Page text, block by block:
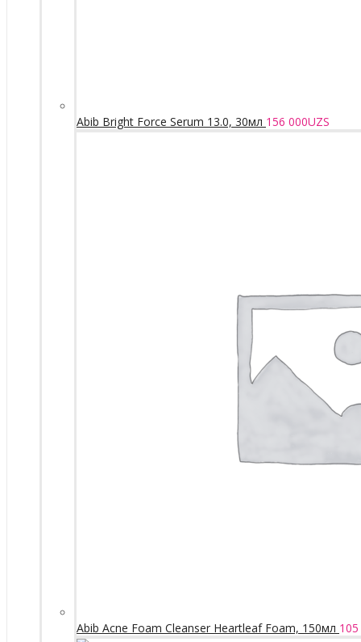
Abib Bright Force Serum 13.0, 30мл 156 000UZS
Abib Acne Foam Cleanser Heartleaf Foam, 150мл